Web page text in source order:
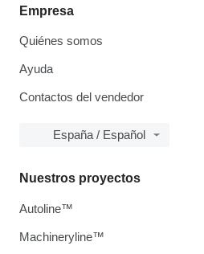
Empresa
Quiénes somos
Ayuda
Contactos del vendedor
España / Español
Nuestros proyectos
Autoline™
Machineryline™